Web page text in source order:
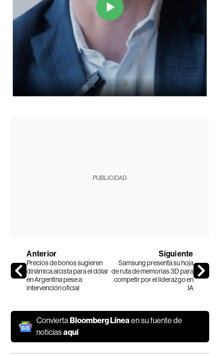
PUBLICIDAD
Anterior
Precios de bonos sugieren
dinámica alcista para el dólar
en Argentina pese a
intervención oficial
Siguiente
Samsung presenta su hoja
de ruta de memorias 3D para
competir por el liderazgo en
IA
ConviertaBloomberg Líneaen su fuente de
noticiasaquí